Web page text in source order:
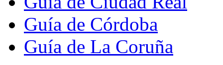
Guía de Córdoba
Guía de La Coruña